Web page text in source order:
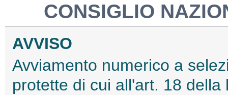
CONSIGLIO
AVVISO
Avviamento numerico a
protette di cui all'art. 18